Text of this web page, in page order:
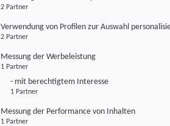
2 Partner
Verwendung von Profilen zur Auswahl
2 Partner
Messung der Werbeleistung
1 Partner
- mit berechtigtem Interesse
1 Partner
Messung der Performance von Inhalten
1 Partner